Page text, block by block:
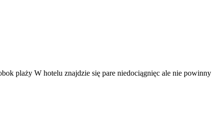
plaży W hotelu znajdzie się pare niedociągnięc ale nie powinny